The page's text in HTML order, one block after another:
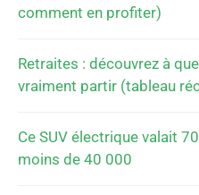
comment en profiter)
Retraites : découvrez à
vraiment partir (tableau
Ce SUV électrique valait
moins de 40 000